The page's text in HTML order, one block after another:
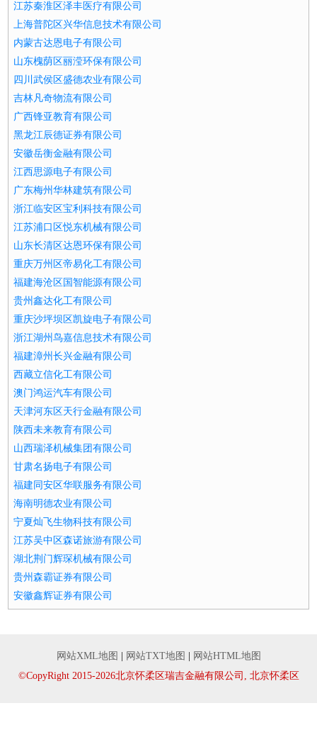
江苏秦淮区泽丰医疗有限公司
上海普陀区兴华信息技术有限公司
内蒙古达恩电子有限公司
山东槐荫区丽滢环保有限公司
四川武侯区盛德农业有限公司
吉林凡奇物流有限公司
广西锋亚教育有限公司
黑龙江辰德证券有限公司
安徽岳衡金融有限公司
江西思源电子有限公司
广东梅州华林建筑有限公司
浙江临安区宝利科技有限公司
江苏浦口区悦东机械有限公司
山东长清区达恩环保有限公司
重庆万州区帝易化工有限公司
福建海沧区国智能源有限公司
贵州鑫达化工有限公司
重庆沙坪坝区凯旋电子有限公司
浙江湖州鸟嘉信息技术有限公司
福建漳州长兴金融有限公司
西藏立信化工有限公司
澳门鸿运汽车有限公司
天津河东区天行金融有限公司
陕西未来教育有限公司
山西瑞泽机械集团有限公司
甘肃名扬电子有限公司
福建同安区华联服务有限公司
海南明德农业有限公司
宁夏灿飞生物科技有限公司
江苏吴中区森诺旅游有限公司
湖北荆门辉琛机械有限公司
贵州森霸证券有限公司
安徽鑫辉证券有限公司
网站XML地图 网站TXT地图
网站HTML地图
©CopyRight 2015-2026北京怀柔区瑞吉金融有限公司, 北京怀柔区